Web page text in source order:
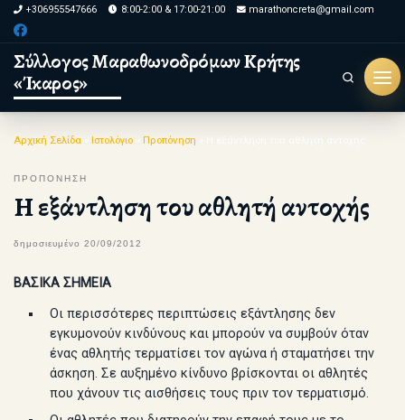
Skip to content
+306955547666 8:00-2:00 & 17:00-21:00 marathoncreta@gmail.com
Σύλλογος Μαραθωνοδρόμων Κρήτης
«Ίκαρος»
Search
Αρχική Σελίδα Ιστολόγιο Προπόνηση
ΠΡΟΠΟΝΗΣΗ
Η εξάντληση του αθλητή αντοχής
δημοσιευμένο 20/09/2012
ΒΑΣΙΚΑ ΣΗΜΕΙΑ
Οι περισσότερες περιπτώσεις εξάντλησης δεν
εγκυμονούν κινδύνους και μπορούν να συμβούν όταν
ένας αθλητής τερματίσει τον αγώνα ή σταματήσει την
άσκηση. Σε αυξημένο κίνδυνο βρίσκονται οι αθλητές
που χάνουν τις αισθήσεις τους πριν τον τερματισμό.